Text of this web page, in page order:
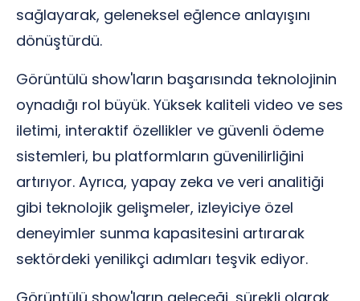
sağlayarak, geleneksel eğlence anlayışını
dönüştürdü.
Görüntülü show'ların başarısında teknolojinin
oynadığı rol büyük. Yüksek kaliteli video ve ses
iletimi, interaktif özellikler ve güvenli ödeme
sistemleri, bu platformların güvenilirliğini
artırıyor. Ayrıca, yapay zeka ve veri analitiği
gibi teknolojik gelişmeler, izleyiciye özel
deneyimler sunma kapasitesini artırarak
sektördeki yenilikçi adımları teşvik ediyor.